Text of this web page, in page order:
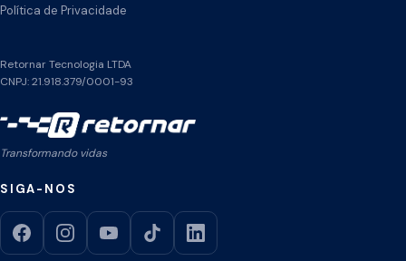
Política de Privacidade
Retornar Tecnologia LTDA
CNPJ: 21.918.379/0001-93
Transformando vidas
SIGA-NOS